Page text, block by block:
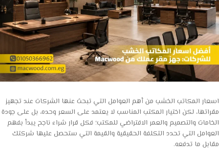
اسعار المكاتب الخشب من أهم العوامل التي تبحث عنها الشركات عند تجهيز
مقراتها، لكن اختيار المكتب المناسب لا يعتمد على السعر وحده، بل على جودة
الخامات والتصميم والعمر الافتراضي للمكتب؛ فكل قرار شراء ناجح يبدأ بفهم
العوامل التي تحدد التكلفة الحقيقية والقيمة التي ستحصل عليها شركتك
مقابل ما تدفعه.